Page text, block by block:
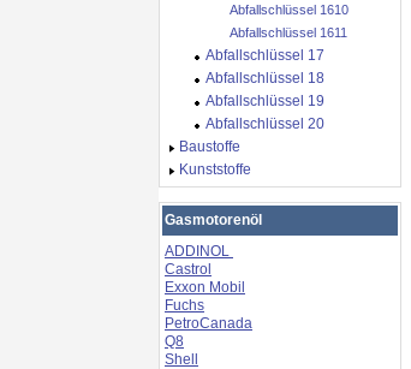
Abfallschlüssel 1610
Abfallschlüssel 1611
Abfallschlüssel 17
Abfallschlüssel 18
Abfallschlüssel 19
Abfallschlüssel 20
Baustoffe
Kunststoffe
Gasmotorenöl
ADDINOL
Castrol
Exxon Mobil
Fuchs
PetroCanada
Q8
Shell